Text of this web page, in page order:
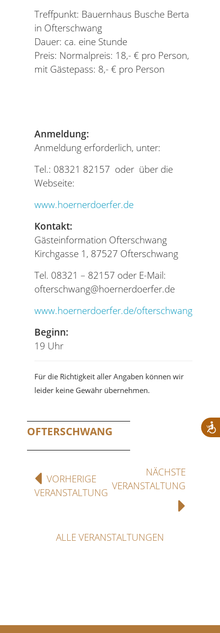
Treffpunkt: Bauernhaus Busche Berta
in Ofterschwang
Dauer: ca. eine Stunde
Preis: Normalpreis: 18,- € pro Person,
mit Gästepass: 8,- € pro Person
Anmeldung:
Anmeldung erforderlich, unter:
Tel.: 08321 82157 oder über die
Webseite:
www.hoernerdoerfer.de
Kontakt:
Gästeinformation Ofterschwang
Kirchgasse 1, 87527 Ofterschwang
Tel. 08321 – 82157 oder E-Mail:
ofterschwang@hoernerdoerfer.de
www.hoernerdoerfer.de/ofterschwang
Beginn:
19 Uhr
Für die Richtigkeit aller Angaben können wir
leider keine Gewähr übernehmen.
OFTERSCHWANG
VORHERIGE
VERANSTALTUNG
NÄCHSTE
VERANSTALTUNG
ALLE VERANSTALTUNGEN